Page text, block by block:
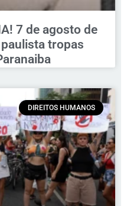
7 de agosto de
tropas
DIREITOS HUMANOS